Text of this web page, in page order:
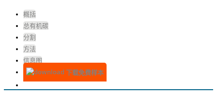
概括
总有机碳
分割
方法
信息图
下载免费样本